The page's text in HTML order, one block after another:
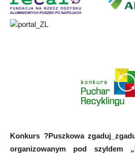
Konkurs ?Puszkowa
organizowanym pod szyldem